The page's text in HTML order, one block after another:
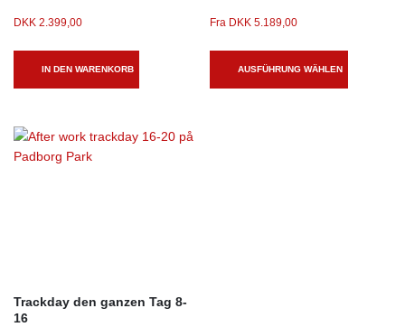
DKK 2.399,00
IN DEN WARENKORB
Fra DKK5.189,00
AUSFÜHRUNG WÄHLEN
Trackday den ganzen Tag 8-
16